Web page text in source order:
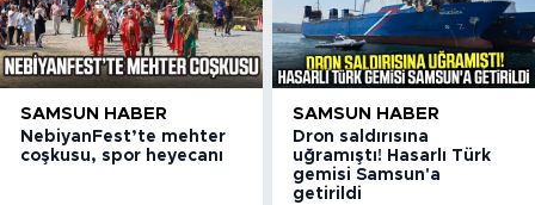
SAMSUN HABER
NebiyanFest’te mehter
coşkusu, spor heyecanı
SAMSUN HABER
Dron saldırısına
uğramıştı! Hasarlı Türk
gemisi Samsun'a
getirildi